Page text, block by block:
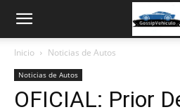
Inicio Noticias de Autos
Noticias de Autos
OFICIAL: Prior